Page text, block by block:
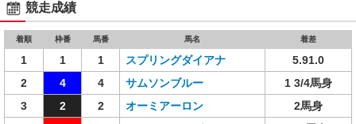
競走成績
着順 枠番 馬番 馬名 着差
1 1 1 スプリングダイアナ
5.91.0
2
4 4 サムソンブルー
1 3/4馬身
3
2 2 オーミアーロン
2馬身